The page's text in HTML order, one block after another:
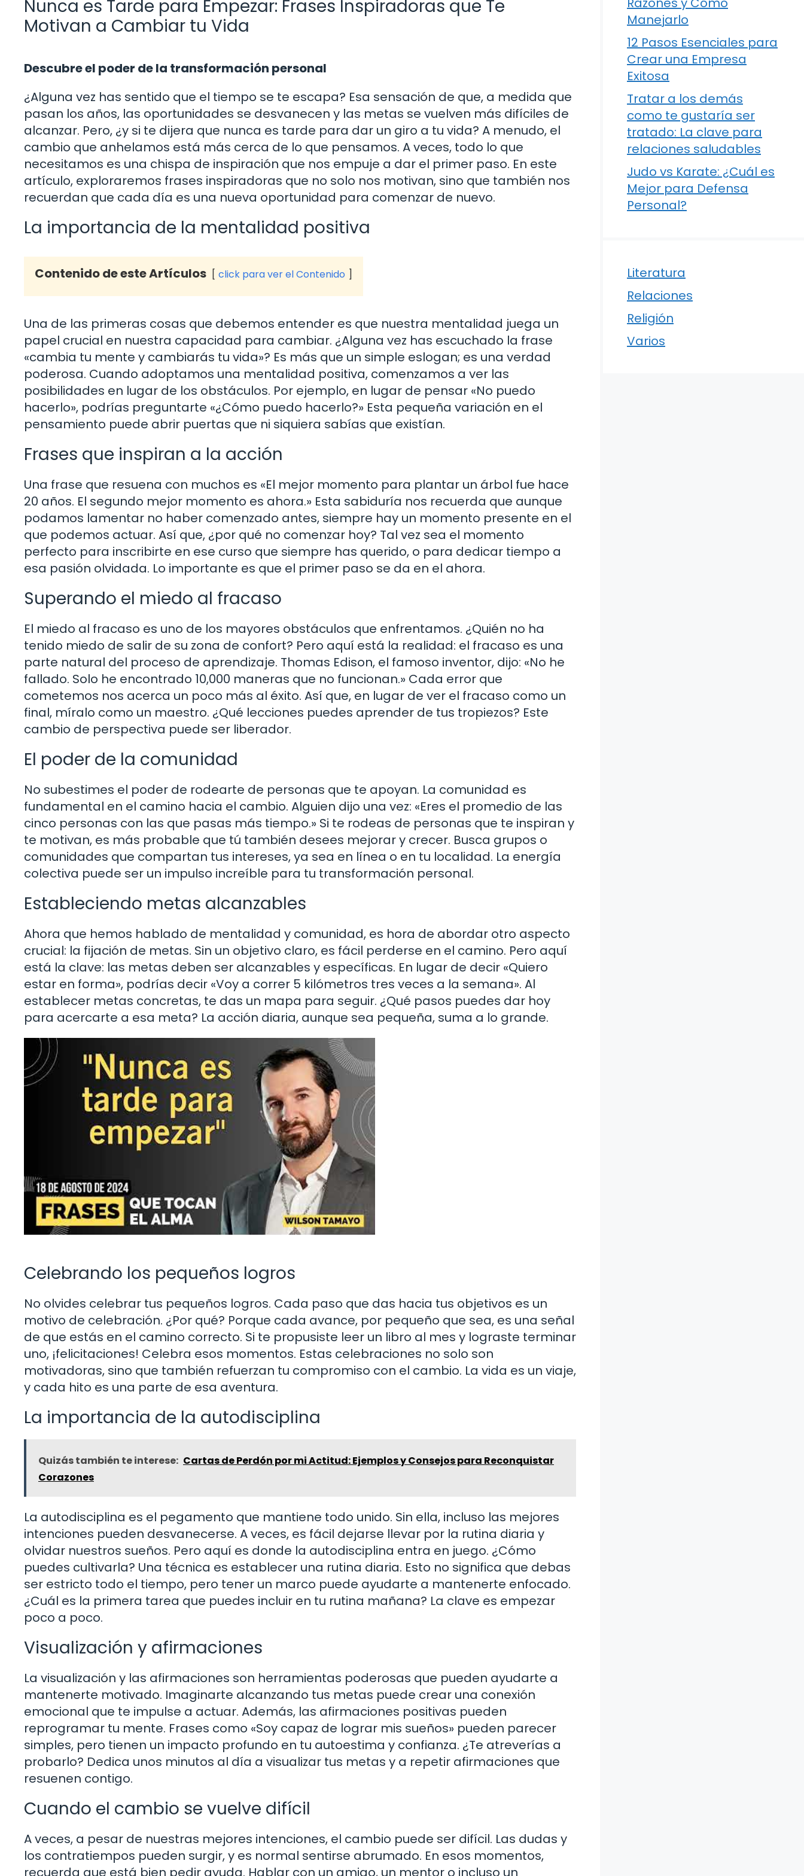
Nunca es Tarde para Empezar: Frases Inspiradoras que Te
Motivan a Cambiar tu Vida
Descubre el poder de la transformación personal
¿Alguna vez has sentido que el tiempo se te escapa? Esa sensación de que, a medida que
pasan los años, las oportunidades se desvanecen y las metas se vuelven más difíciles de
alcanzar. Pero, ¿y si te dijera que nunca es tarde para dar un giro a tu vida? A menudo, el
cambio que anhelamos está más cerca de lo que pensamos. A veces, todo lo que
necesitamos es una chispa de inspiración que nos empuje a dar el primer paso. En este
artículo, exploraremos frases inspiradoras que no solo nos motivan, sino que también nos
recuerdan que cada día es una nueva oportunidad para comenzar de nuevo.
La importancia de la mentalidad positiva
Contenido de este Artículos click para ver el Contenido
Una de las primeras cosas que debemos entender es que nuestra mentalidad juega un
papel crucial en nuestra capacidad para cambiar. ¿Alguna vez has escuchado la frase
«cambia tu mente y cambiarás tu vida»? Es más que un simple eslogan; es una verdad
poderosa. Cuando adoptamos una mentalidad positiva, comenzamos a ver las
posibilidades en lugar de los obstáculos. Por ejemplo, en lugar de pensar «No puedo
hacerlo», podrías preguntarte «¿Cómo puedo hacerlo?» Esta pequeña variación en el
pensamiento puede abrir puertas que ni siquiera sabías que existían.
Frases que inspiran a la acción
Una frase que resuena con muchos es «El mejor momento para plantar un árbol fue hace
20 años. El segundo mejor momento es ahora.» Esta sabiduría nos recuerda que aunque
podamos lamentar no haber comenzado antes, siempre hay un momento presente en el
que podemos actuar. Así que, ¿por qué no comenzar hoy? Tal vez sea el momento
perfecto para inscribirte en ese curso que siempre has querido, o para dedicar tiempo a
esa pasión olvidada. Lo importante es que el primer paso se da en el ahora.
Superando el miedo al fracaso
El miedo al fracaso es uno de los mayores obstáculos que enfrentamos. ¿Quién no ha
tenido miedo de salir de su zona de confort? Pero aquí está la realidad: el fracaso es una
parte natural del proceso de aprendizaje. Thomas Edison, el famoso inventor, dijo: «No he
fallado. Solo he encontrado 10,000 maneras que no funcionan.» Cada error que
cometemos nos acerca un poco más al éxito. Así que, en lugar de ver el fracaso como un
final, míralo como un maestro. ¿Qué lecciones puedes aprender de tus tropiezos? Este
cambio de perspectiva puede ser liberador.
El poder de la comunidad
No subestimes el poder de rodearte de personas que te apoyan. La comunidad es
fundamental en el camino hacia el cambio. Alguien dijo una vez: «Eres el promedio de las
cinco personas con las que pasas más tiempo.» Si te rodeas de personas que te inspiran y
te motivan, es más probable que tú también desees mejorar y crecer. Busca grupos o
comunidades que compartan tus intereses, ya sea en línea o en tu localidad. La energía
colectiva puede ser un impulso increíble para tu transformación personal.
Estableciendo metas alcanzables
Ahora que hemos hablado de mentalidad y comunidad, es hora de abordar otro aspecto
crucial: la fijación de metas. Sin un objetivo claro, es fácil perderse en el camino. Pero aquí
está la clave: las metas deben ser alcanzables y específicas. En lugar de decir «Quiero
estar en forma», podrías decir «Voy a correr 5 kilómetros tres veces a la semana». Al
establecer metas concretas, te das un mapa para seguir. ¿Qué pasos puedes dar hoy
para acercarte a esa meta? La acción diaria, aunque sea pequeña, suma a lo grande.
Celebrando los pequeños logros
No olvides celebrar tus pequeños logros. Cada paso que das hacia tus objetivos es un
motivo de celebración. ¿Por qué? Porque cada avance, por pequeño que sea, es una señal
de que estás en el camino correcto. Si te propusiste leer un libro al mes y lograste terminar
uno, ¡felicitaciones! Celebra esos momentos. Estas celebraciones no solo son
motivadoras, sino que también refuerzan tu compromiso con el cambio. La vida es un viaje,
y cada hito es una parte de esa aventura.
La importancia de la autodisciplina
Quizás también te interese: Cartas de Perdón por mi Actitud: Ejemplos y Consejos para Reconquistar
Corazones
La autodisciplina es el pegamento que mantiene todo unido. Sin ella, incluso las mejores
intenciones pueden desvanecerse. A veces, es fácil dejarse llevar por la rutina diaria y
olvidar nuestros sueños. Pero aquí es donde la autodisciplina entra en juego. ¿Cómo
puedes cultivarla? Una técnica es establecer una rutina diaria. Esto no significa que debas
ser estricto todo el tiempo, pero tener un marco puede ayudarte a mantenerte enfocado.
¿Cuál es la primera tarea que puedes incluir en tu rutina mañana? La clave es empezar
poco a poco.
Visualización y afirmaciones
La visualización y las afirmaciones son herramientas poderosas que pueden ayudarte a
mantenerte motivado. Imaginarte alcanzando tus metas puede crear una conexión
emocional que te impulse a actuar. Además, las afirmaciones positivas pueden
reprogramar tu mente. Frases como «Soy capaz de lograr mis sueños» pueden parecer
simples, pero tienen un impacto profundo en tu autoestima y confianza. ¿Te atreverías a
probarlo? Dedica unos minutos al día a visualizar tus metas y a repetir afirmaciones que
resuenen contigo.
Cuando el cambio se vuelve difícil
A veces, a pesar de nuestras mejores intenciones, el cambio puede ser difícil. Las dudas y
los contratiempos pueden surgir, y es normal sentirse abrumado. En esos momentos,
recuerda que está bien pedir ayuda. Hablar con un amigo, un mentor o incluso un
Manejarlo
12 Pasos Esenciales para
Crear una Empresa
Exitosa
Tratar a los demás
como te gustaría ser
tratado: La clave para
relaciones saludables
Judo vs Karate: ¿Cuál es
Mejor para Defensa
Personal?
Literatura
Relaciones
Religión
Varios